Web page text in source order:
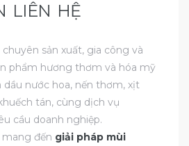
LIÊN HỆ
chuyên sản xuất, gia công và
phẩm hương thơm và hóa mỹ
dầu nước hoa, nến thơm, xịt
tán, cùng dịch vụ
cầu doanh nghiệp.
đến giải pháp mùi